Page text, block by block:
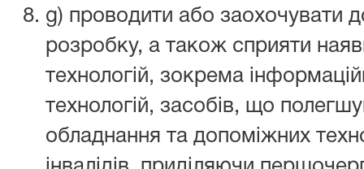
g) проводити або заохочувати
розробку, а також сприяти
технологій, зокрема
технологій, засобів, що
обладнання та допоміжних